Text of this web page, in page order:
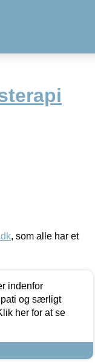
, som alle har et
indenfor
og særligt
her for at se